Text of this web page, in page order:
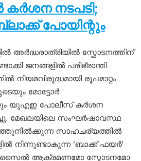
നടപടി;
പോയിന്റും
അർദ്ധരാത്രിയിൽ സ്ഫോടനത്തിന്
ജനങ്ങളിൽ പരിഭ്രാന്തി
നിയമവിരുദ്ധമായി രൂപമാറ്റം
മോട്ടോർ
യുഎഇ പോലീസ് കർശന
മേഖലയിലെ സംഘർഷാവസ്ഥ
സാഹചര്യത്തിൽ
നിന്നുണ്ടാകുന്ന ‘ബാക്ക് ഫയർ’
ആക്രമണമോ സ്ഫോടനമോ